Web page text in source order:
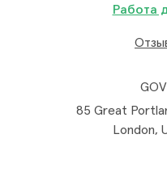
85 Great
London,
Работа